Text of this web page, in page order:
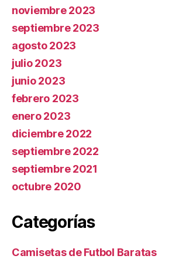
noviembre 2023
septiembre 2023
agosto 2023
julio 2023
junio 2023
febrero 2023
enero 2023
diciembre 2022
septiembre 2022
septiembre 2021
octubre 2020
Categorías
Camisetas de Futbol Baratas